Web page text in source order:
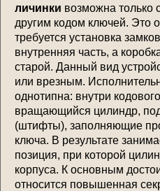
личинки возможна только
другим кодом ключей. Это
требуется установка
внутренняя часть, а
старой. Данный вид
или врезным.
однотипна: внутри
вращающийся цилиндр,
(штифты), заполняющие
ключа. В результате
позиция, при которой
корпуса. К основным
относится повышенная